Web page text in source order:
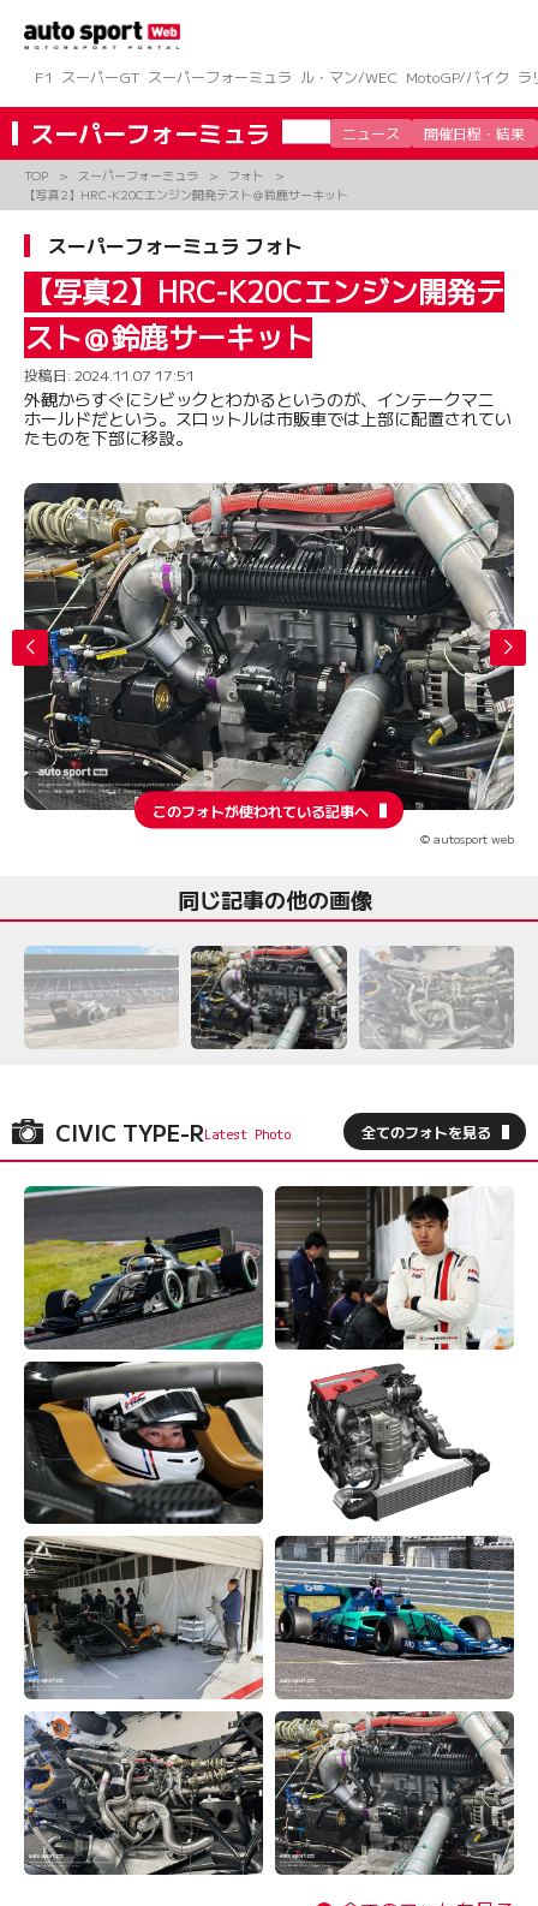
ツ
へ
ス
キ
プ
F1 スーパーGT スーパーフォーミュラ ル・マン/WEC MotoGP/バイク ラ
スーパーフォーミュラ ニュース 開催日程・結果
TOP スーパーフォーミュラ
フォト
【写真2】HRC-K20Cエンジン開発テスト＠鈴鹿サーキット
スーパーフォーミュラ フォト
【写真2】HRC-K20Cエンジン開発テ
スト＠鈴鹿サーキット
投稿日: 2024.11.07 17:51
外観からすぐにシビックとわかるというのが、インテークマニ
ホールドだという。スロットルは市販車では上部に配置されてい
たものを下部に移設。
このフォトが使われている記事へ
© autosport web
同じ記事の他の画像
CIVIC TYPE-R 全てのフォトを見る